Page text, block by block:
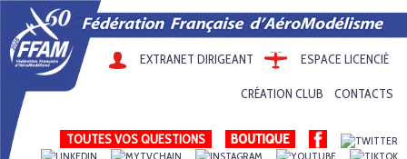
EXTRANET DIRIGEANT ESPACE LICENCIÉ
CRÉATION CLUB CONTACTS
TOUTES VOS QUESTIONS